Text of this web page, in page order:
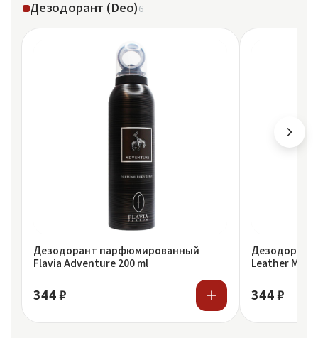
Дезодорант (Deo)6
Дезодорант парфюмированный
Flavia Adventure 200 ml
344 ₽
Дезодорант
344 ₽